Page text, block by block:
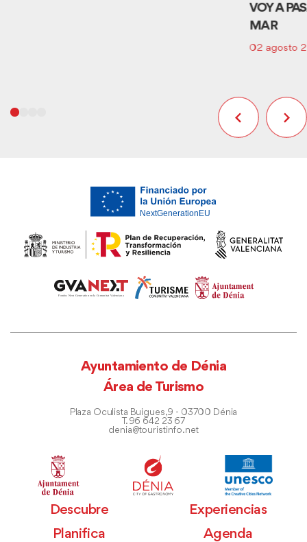
VOY A
MAR
02 agosto
Ayuntamiento de Dénia
Área de Turismo
Plaza Oculista Buigues, 9 - 03700 Dénia
T. 96 642 23 67
denia@touristinfo.net
Descubre
Experiencias
Planifica
Agenda